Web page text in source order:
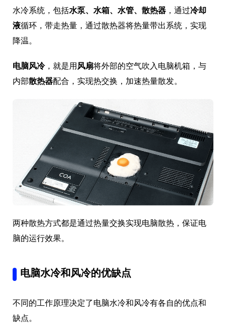
水冷系统，包括水泵、水箱、水管、散热器 ，通过冷却
液循环，带走热量，通过散热器将热量带出系统，实现
降温。
电脑风冷，就是用 风扇将外部的空气吹入电脑机箱，与
内部散热器配合，实现热交换，加速热量散发。
两种散热方式都是通过热量交换实现电脑散热，保证电
脑的运行效果。
电脑水冷和风冷的优缺点
不同的工作原理决定了电脑水冷和风冷有各自的优点和
缺点。